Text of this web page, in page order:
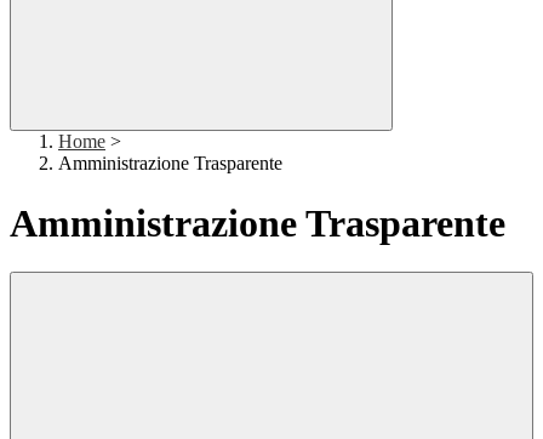
Home >
Amministrazione Trasparente
Amministrazione Trasparente